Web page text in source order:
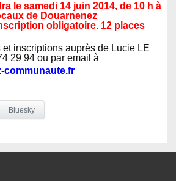
le samedi 14 juin 2014, de 10 h à
de Douarnenez
obligatoire. 12 places
et inscriptions auprès de Lucie LE
29 94 ou par email à
communaute.fr
Bluesky